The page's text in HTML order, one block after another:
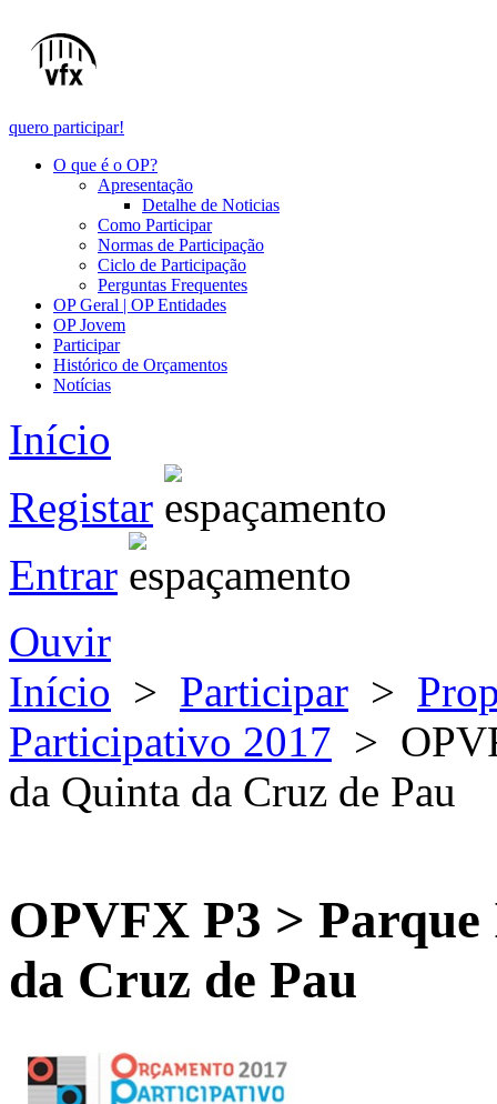
quero participar!
O que é o OP?
Apresentação
Detalhe de Noticias
Como Participar
Normas de Participação
Ciclo de Participação
Perguntas Frequentes
OP Geral | OP Entidades
OP Jovem
Participar
Histórico de Orçamentos
Notícias
Início
Registar
Entrar
Ouvir
Início > Participar >
Participativo 2017 >
da Quinta da Cruz de Pau
OPVFX P3 >
da Cruz de Pau